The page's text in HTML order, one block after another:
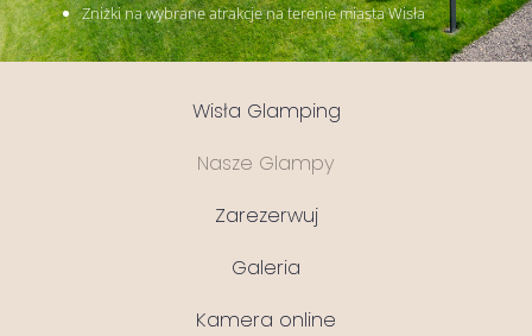
ZniżkinawybraneatrakcjenatereniemiastaWisła
Wisła Glamping
Nasze Glampy
Zarezerwuj
Galeria
Kamera online